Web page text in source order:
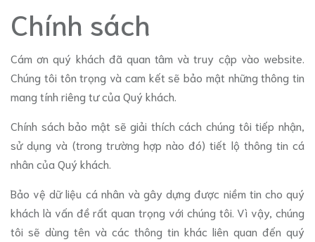
Chính sách
Cám ơn quý khách đã quan tâm và truy cập vào website.
Chúng tôi tôn trọng và cam kết sẽ bảo mật những thông tin
mang tính riêng tư của Quý khách.
Chính sách bảo mật sẽ giải thích cách chúng tôi tiếp nhận,
sử dụng và (trong trường hợp nào đó) tiết lộ thông tin cá
nhân của Quý khách.
Bảo vệ dữ liệu cá nhân và gây dựng được niềm tin cho quý
khách là vấn đề rất quan trọng với chúng tôi. Vì vậy, chúng
tôi sẽ dùng tên và các thông tin khác liên quan đến quý